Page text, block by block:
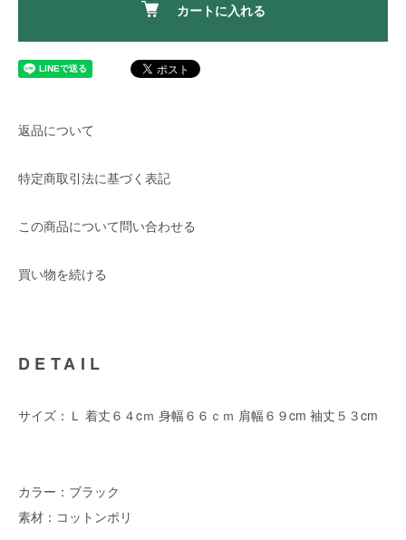
カートに入れる
返品について
特定商取引法に基づく表記
この商品について問い合わせる
買い物を続ける
DETAIL
サイズ：Ｌ 着丈６４cｍ 身幅６６ｃｍ 肩幅６９cm 袖丈５３cm
カラー：ブラック
素材：コットンポリ